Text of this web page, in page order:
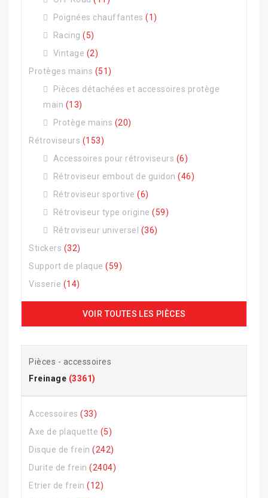
Poignées chauffantes (1)
Racing (5)
Vintage (2)
Protèges mains (51)
Pièces détachées et accessoires protège
main (13)
Protège mains (20)
Rétroviseurs (153)
Accessoires pour rétroviseurs (6)
Rétroviseur embout de guidon (46)
Rétroviseur sportive (6)
Rétroviseur type origine (59)
Rétroviseur universel (36)
Stickers (32)
Support de plaque (59)
Visserie (14)
VOIR TOUTES LES PIÈCES
Pièces - accessoires
Freinage (3361)
Accessoires (33)
Axe de plaquette (5)
Disque de frein (242)
Durite de frein (2404)
Etrier de frein (12)